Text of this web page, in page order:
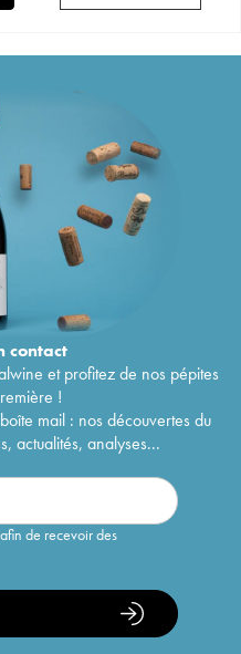
contact
et profitez de nos pépites
!
mail : nos découvertes du
actualités, analyses...
de recevoir des